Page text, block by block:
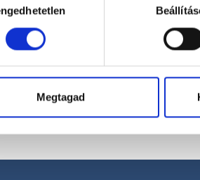
Megtagad
megjelenítése